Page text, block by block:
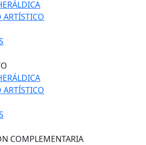
COMPLEMENTARIA